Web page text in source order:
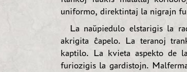
uniformo, direktintaj la nigrajn
La naŭpiedulo elstarigis la
akrigita ĉapelo. La teranoj
kaptilo. La kvieta aspekto de
furiozigis la gardistojn.